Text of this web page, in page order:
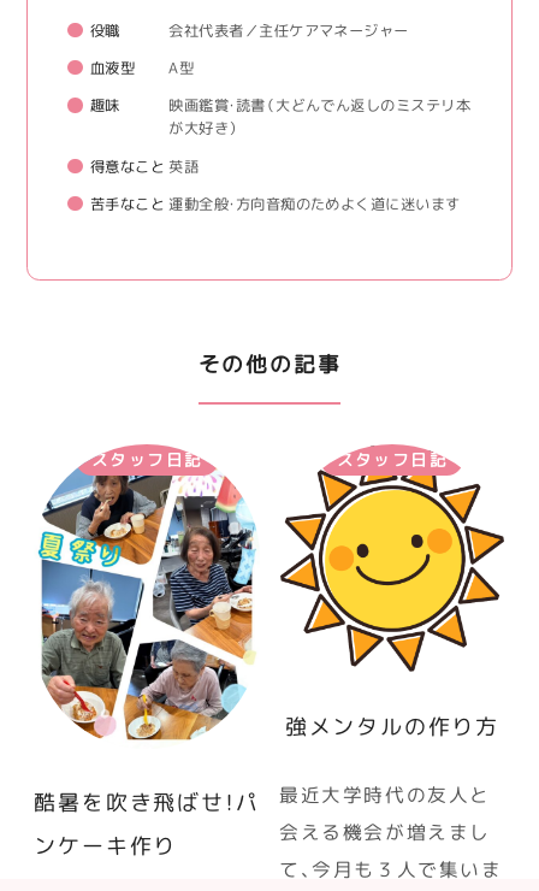
役職 会社代表者／主任ケアマネージャー
血液型 A型
趣味
映画鑑賞・読書（大どんでん返しのミステリ本
が大好き）
得意なこと 英語
苦手なこと 運動全般・方向音痴のためよく道に迷います
その他の記事
スタッフ日記
酷暑を吹き飛ばせ！パ
ンケーキ作り
スタッフ日記
強メンタルの作り方
最近大学時代の友人と
会える機会が増えまし
て、今月も３人で集いま